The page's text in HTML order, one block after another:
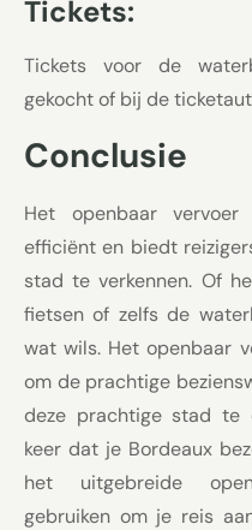
Tickets:
Tickets voor de
gekocht of bij de
Conclusie
Het openbaar
efficiënt en biedt
stad te verkennen. Of
fietsen of zelfs de
wat wils. Het openbaar
om de prachtige
deze prachtige stad te
keer dat je Bordeaux
het uitgebreide
gebruiken om je reis